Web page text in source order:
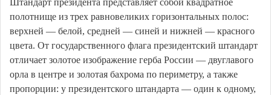
Штандарт президента представляет собой квадратное
полотнище из трех равновеликих горизонтальных полос:
верхней — белой, средней — синей и нижней — красного
цвета. От государственного флага президентский штандарт
отличает золотое изображение герба России — двуглавого
орла в центре и золотая бахрома по периметру, а также
пропорции: у президентского штандарта — один к одному,